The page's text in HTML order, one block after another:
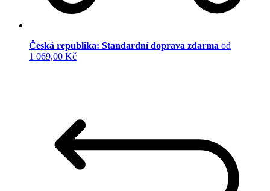
Česká republika: Standardní doprava zdarma od
1 069,00 Kč